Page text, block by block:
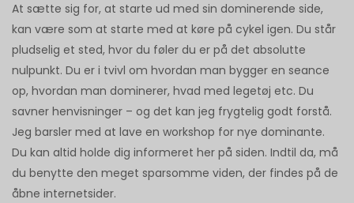
At sætte sig for, at starte ud med sin dominerende side,
kan være som at starte med at køre på cykel igen. Du står
pludselig et sted, hvor du føler du er på det absolutte
nulpunkt. Du er i tvivl om hvordan man bygger en seance
op, hvordan man dominerer, hvad med legetøj etc. Du
savner henvisninger – og det kan jeg frygtelig godt forstå.
Jeg barsler med at lave en workshop for nye dominante.
Du kan altid holde dig informeret her på siden. Indtil da, må
du benytte den meget sparsomme viden, der findes på de
åbne internetsider.